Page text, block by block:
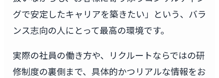
グで安定したキャリアを築きたい」という、バラ
ンス志向の人にとって最高の環境です。
実際の社員の働き方や、リクルートならではの研
修制度の裏側まで、具体的かつリアルな情報をお